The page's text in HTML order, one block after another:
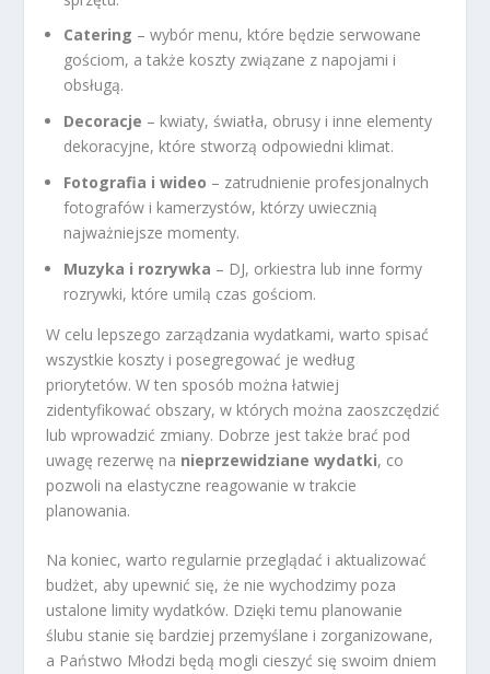
Catering – wybór menu, które będzie serwowane
gościom, a także koszty związane z napojami i
obsługą.
Decoracje – kwiaty, światła, obrusy i inne elementy
dekoracyjne, które stworzą odpowiedni klimat.
Fotografia i wideo – zatrudnienie profesjonalnych
fotografów i kamerzystów, którzy uwiecznią
najważniejsze momenty.
Muzyka i rozrywka – DJ, orkiestra lub inne formy
rozrywki, które umilą czas gościom.
W celu lepszego zarządzania wydatkami, warto spisać
wszystkie koszty i posegregować je według
priorytetów. W ten sposób można łatwiej
zidentyfikować obszary, w których można zaoszczędzić
lub wprowadzić zmiany. Dobrze jest także brać pod
uwagę rezerwę na nieprzewidziane wydatki, co
pozwoli na elastyczne reagowanie w trakcie
planowania.
Na koniec, warto regularnie przeglądać i aktualizować
budżet, aby upewnić się, że nie wychodzimy poza
ustalone limity wydatków. Dzięki temu planowanie
ślubu stanie się bardziej przemyślane i zorganizowane,
a Państwo Młodzi będą mogli cieszyć się swoim dniem